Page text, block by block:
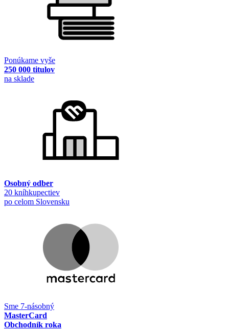
Ponúkame vyše
250 000 titulov
na sklade
Osobný odber
20 kníhkupectiev
po celom Slovensku
Sme 7-násobný
MasterCard
Obchodník roka